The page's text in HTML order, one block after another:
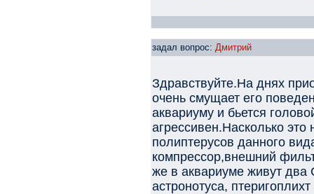
задал вопрос: Дмитрий
Здравствуйте.На днях
очень смущает его
аквариуму и бьется
агрессивен.Насколько
полиптерусов данного
компрессор,внешний
же в аквариуме живут два
астронотуса,